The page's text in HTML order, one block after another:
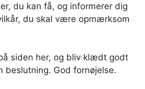
du kan få, og informerer dig
du skal være opmærksom
siden her, og bliv klædt godt
God fornøjelse.